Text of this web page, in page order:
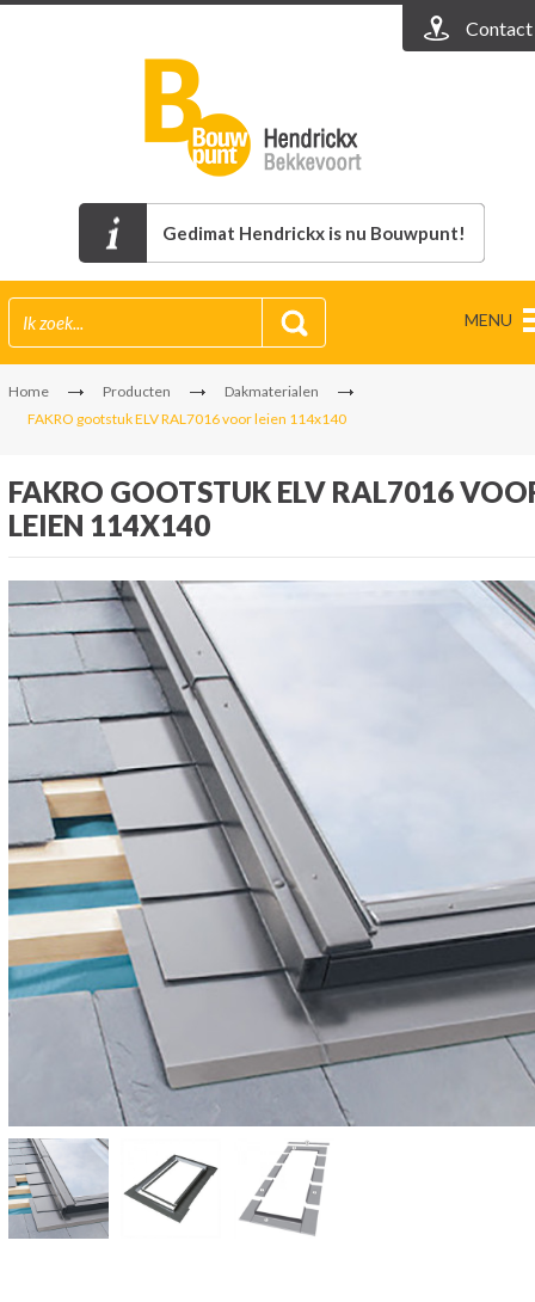
Contact
Gedimat Hendrickx is nu Bouwpunt!
MENU
Home Producten
Dakmaterialen
FAKRO gootstuk ELV RAL7016 voor leien 114x140
FAKRO GOOTSTUK ELV RAL7016
LEIEN 114X140